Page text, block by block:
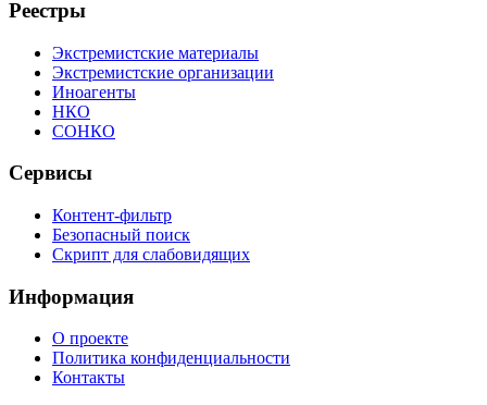
Реестры
Экстремистские материалы
Экстремистские организации
Иноагенты
НКО
СОНКО
Сервисы
Контент-фильтр
Безопасный поиск
Скрипт для слабовидящих
Информация
О проекте
Политика конфиденциальности
Контакты